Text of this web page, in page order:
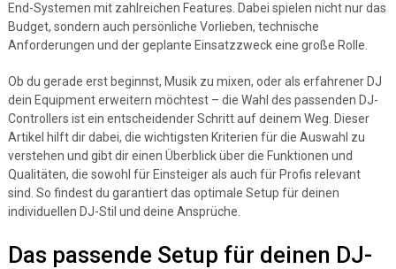
End-Systemen mit zahlreichen Features. Dabei spielen nicht nur das
Budget, sondern auch persönliche Vorlieben, technische
Anforderungen und der geplante Einsatzzweck eine große Rolle.
Ob du gerade erst beginnst, Musik zu mixen, oder als erfahrener DJ
dein Equipment erweitern möchtest – die Wahl des passenden DJ-
Controllers ist ein entscheidender Schritt auf deinem Weg. Dieser
Artikel hilft dir dabei, die wichtigsten Kriterien für die Auswahl zu
verstehen und gibt dir einen Überblick über die Funktionen und
Qualitäten, die sowohl für Einsteiger als auch für Profis relevant
sind. So findest du garantiert das optimale Setup für deinen
individuellen DJ-Stil und deine Ansprüche.
Das passende Setup für deinen DJ-